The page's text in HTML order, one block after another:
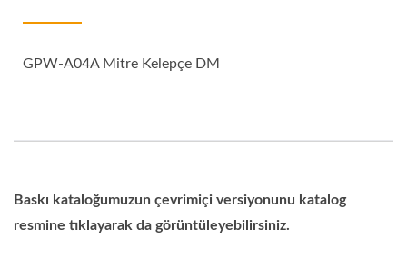
GPW-A04A Mitre Kelepçe DM
Baskı kataloğumuzun çevrimiçi versiyonunu katalog
resmine tıklayarak da görüntüleyebilirsiniz.